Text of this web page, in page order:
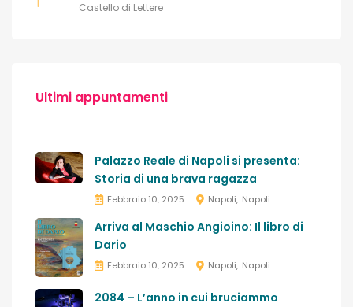
Castello di Lettere
Ultimi appuntamenti
Palazzo Reale di Napoli si presenta:
Storia di una brava ragazza
Febbraio 10, 2025 Napoli Napoli
Arriva al Maschio Angioino: Il libro di
Dario
Febbraio 10, 2025 Napoli Napoli
2084 – L’anno in cui bruciammo